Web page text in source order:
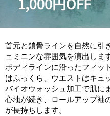
首元と鎖骨ラインを自然に引
ェミニンな雰囲気を演出します
ボディラインに沿ったフィッ
はふっくら、ウエストはキュ
バイオウォッシュ加工で肌に
心地が続き、ロールアップ袖
が長持ちします。